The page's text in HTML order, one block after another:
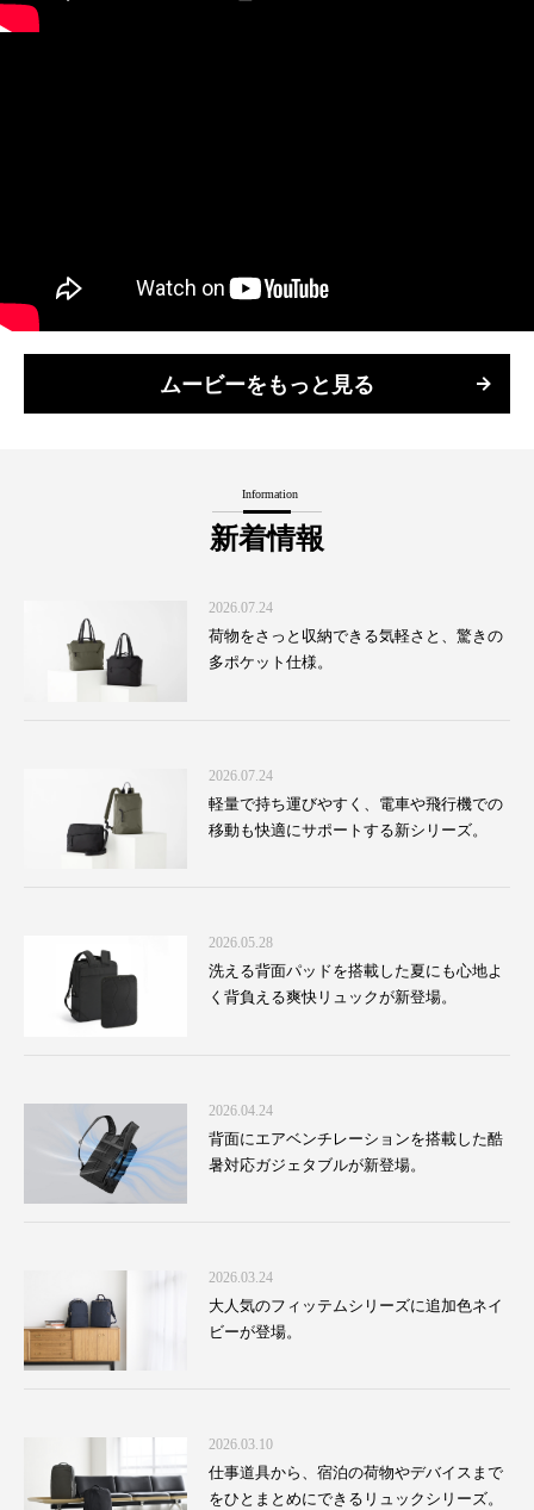
ムービーをもっと見る
Information
新着情報
2026.07.24
荷物をさっと収納できる気軽さと、驚きの
多ポケット仕様。
2026.07.24
軽量で持ち運びやすく、電車や飛行機での
移動も快適にサポートする新シリーズ。
2026.05.28
洗える背面パッドを搭載した夏にも心地よ
く背負える爽快リュックが新登場。
2026.04.24
背面にエアベンチレーションを搭載した酷
暑対応ガジェタブルが新登場。
2026.03.24
大人気のフィッテムシリーズに追加色ネイ
ビーが登場。
2026.03.10
仕事道具から、宿泊の荷物やデバイスまで
をひとまとめにできるリュックシリーズ。